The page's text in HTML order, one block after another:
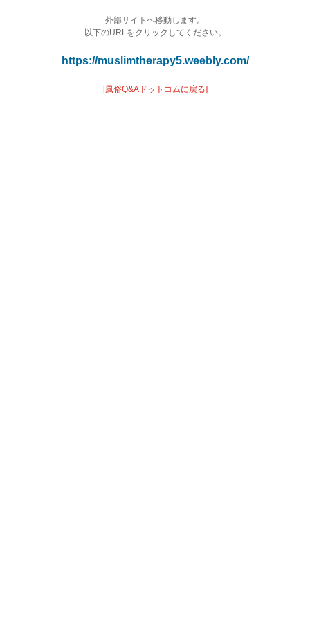
外部サイトへ移動します。
以下のURLをクリックしてください。
https://muslimtherapy5.weebly.com/
[風俗Q&Aドットコムに戻る]